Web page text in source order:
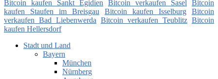
Bitcoin kaufen Sankt Egidien
Bitcoin verkaufen Sasel
Bitcoin
kaufen Staufen im Breisgau
Bitcoin kaufen Isselburg
Bitcoin
verkaufen Bad Liebenwerda Bitcoin verkaufen Teublitz Bitcoin
kaufen Hellersdorf
Stadt und Land
Bayern
München
Nürnberg